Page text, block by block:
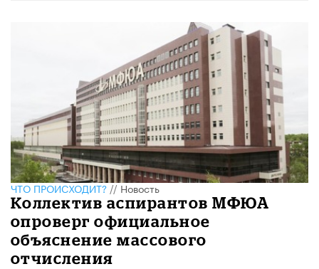
ЧТО ПРОИСХОДИТ?//Новость
Коллектив аспирантов МФЮА
опроверг официальное
объяснение массового
отчисления